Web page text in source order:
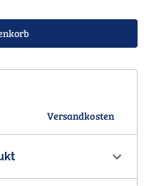
Versandkosten